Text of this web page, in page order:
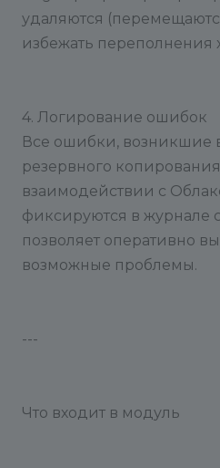
удаляются
избежать переполнения
4. Логирование ошибок
Все ошибки, возникшие
резервного
взаимодействии с
фиксируются в журнале
позволяет оперативно
возможные проблемы.
---
Что входит в модуль